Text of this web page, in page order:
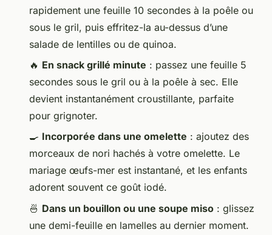
rapidement une feuille 10 secondes à la poêle ou
sous le gril, puis effritez-la au-dessus d’une
salade de lentilles ou de quinoa.
🔥 En snack grillé minute : passez une feuille 5
secondes sous le gril ou à la poêle à sec. Elle
devient instantanément croustillante, parfaite
pour grignoter.
🍳 Incorporée dans une omelette : ajoutez des
morceaux de nori hachés à votre omelette. Le
mariage œufs-mer est instantané, et les enfants
adorent souvent ce goût iodé.
🍜 Dans un bouillon ou une soupe miso : glissez
une demi-feuille en lamelles au dernier moment.